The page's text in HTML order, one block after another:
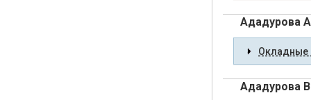
Ададурова
Окладные
Ададурова